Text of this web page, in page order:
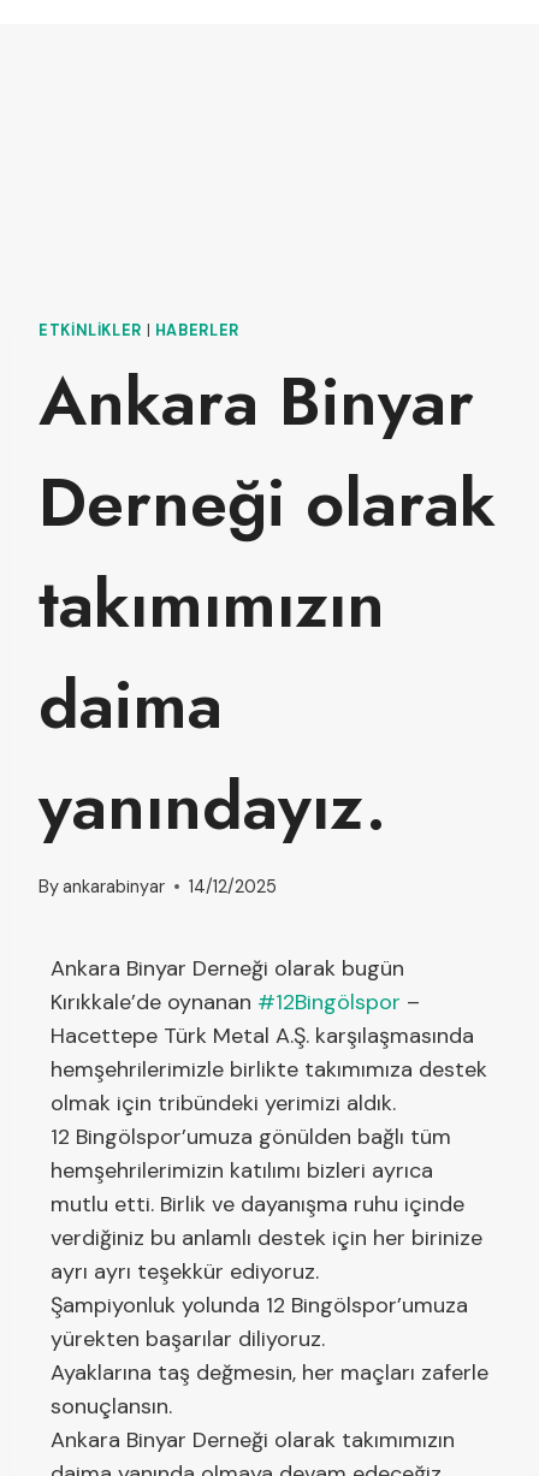
ETKINLIKLER HABERLER
Ankara Binyar
Derneği olarak
takımımızın
daima
yanındayız.
Byankarabinyar 14/12/2025
Ankara Binyar Derneği olarak bugün
Kırıkkale’de oynanan #12Bingölspor –
Hacettepe Türk Metal A.Ş. karşılaşmasında
hemşehrilerimizle birlikte takımımıza destek
olmak için tribündeki yerimizi aldık.
12 Bingölspor’umuza gönülden bağlı tüm
hemşehrilerimizin katılımı bizleri ayrıca
mutlu etti. Birlik ve dayanışma ruhu içinde
verdiğiniz bu anlamlı destek için her birinize
ayrı ayrı teşekkür ediyoruz.
Şampiyonluk yolunda 12 Bingölspor’umuza
yürekten başarılar diliyoruz.
Ayaklarına taş değmesin, her maçları zaferle
sonuçlansın.
Ankara Binyar Derneği olarak takımımızın